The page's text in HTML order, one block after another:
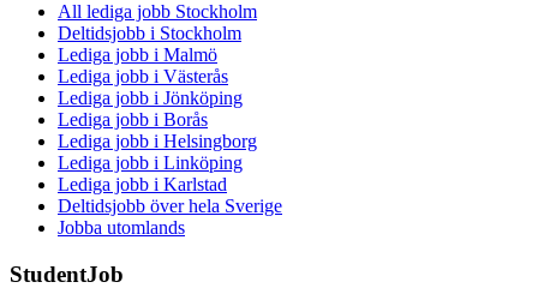
All lediga jobb Stockholm
Deltidsjobb i Stockholm
Lediga jobb i Malmö
Lediga jobb i Västerås
Lediga jobb i Jönköping
Lediga jobb i Borås
Lediga jobb i Helsingborg
Lediga jobb i Linköping
Lediga jobb i Karlstad
Deltidsjobb över hela Sverige
Jobba utomlands
StudentJob